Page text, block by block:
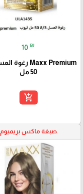
10 ₪
50 مل
add_shopping_cart
صبغة ماكس بريميوم